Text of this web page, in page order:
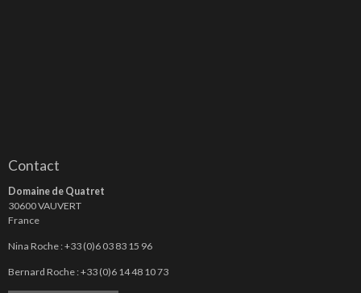
Contact
Domaine de Quatret
30600 VAUVERT
France
Nina Roche : +33 (0)6 03 83 15 96
Bernard Roche : +33 (0)6 14 48 10 73